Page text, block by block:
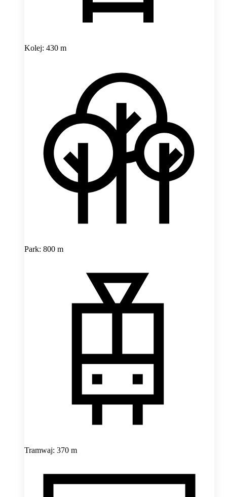
Kolej: 430 m
Park: 800 m
Tramwaj: 370 m